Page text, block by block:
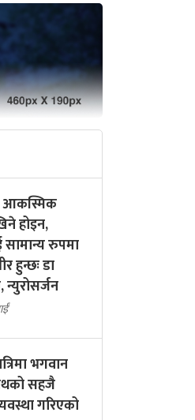
आकस्मिक
होइन,
रुपमा
हुन्छः डा
न्युरोसर्जन
भगवान
सहजै
गरिएको